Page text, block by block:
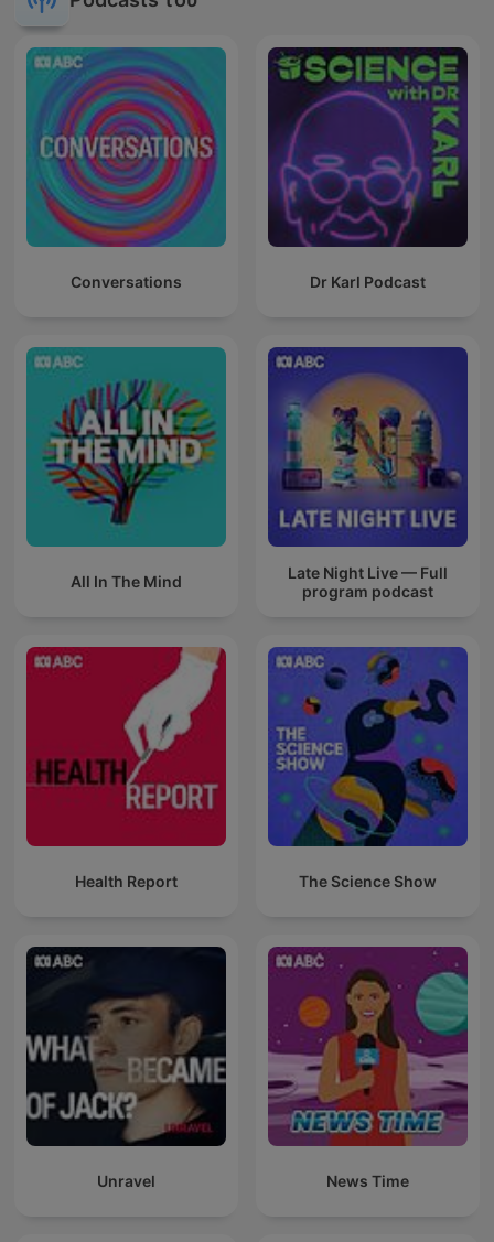
Conversations Dr Karl Podcast
All In The Mind
Late Night Live — Full
program podcast
Health Report The Science Show
Unravel News Time